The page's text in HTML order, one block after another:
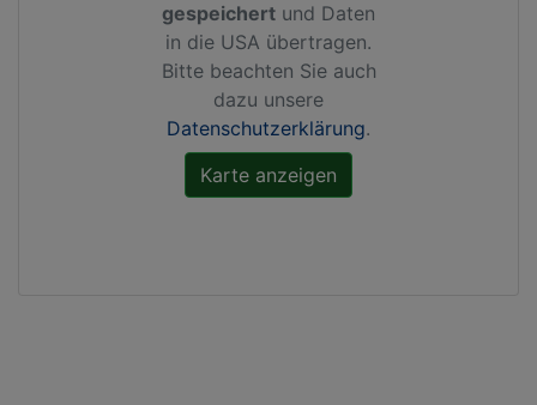
gespeichert und Daten
in die USA übertragen.
Bitte beachten Sie auch
dazu unsere
Datenschutzerklärung.